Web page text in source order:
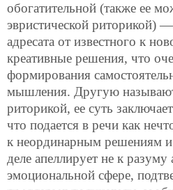
обогатительной (также ее
эвристической риторикой)
адресата от известного к
креативные решения, что
формирования
мышления. Другую
риторикой, ее суть
что подается в речи как
к неординарным решениям
деле апеллирует не к разуму
эмоциональной сфере,